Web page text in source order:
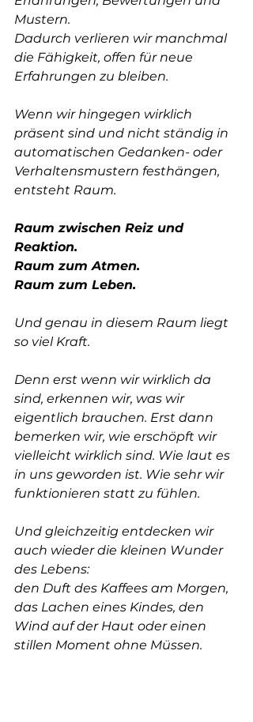
Mustern.
Dadurch verlieren wir manchmal
die Fähigkeit, offen für neue
Erfahrungen zu bleiben.
Wenn wir hingegen wirklich
präsent sind und nicht ständig in
automatischen Gedanken- oder
Verhaltensmustern festhängen,
entsteht Raum.
Raum zwischen Reiz und
Reaktion.
Raum zum Atmen.
Raum zum Leben.
Und genau in diesem Raum liegt
so viel Kraft.
Denn erst wenn wir wirklich da
sind, erkennen wir, was wir
eigentlich brauchen. Erst dann
bemerken wir, wie erschöpft wir
vielleicht wirklich sind. Wie laut es
in uns geworden ist. Wie sehr wir
funktionieren statt zu fühlen.
Und gleichzeitig entdecken wir
auch wieder die kleinen Wunder
des Lebens:
den Duft des Kaffees am Morgen,
das Lachen eines Kindes, den
Wind auf der Haut oder einen
stillen Moment ohne Müssen.